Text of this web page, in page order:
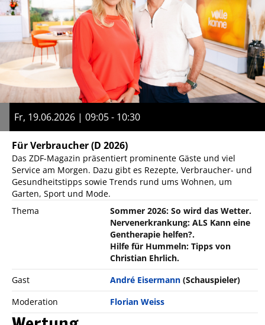
Fr, 19.06.2026 | 09:05 - 10:30
Für Verbraucher(D 2026)
Das ZDF-Magazin präsentiert prominente Gäste und viel
Service am Morgen. Dazu gibt es Rezepte, Verbraucher- und
Gesundheitstipps sowie Trends rund ums Wohnen, um
Garten, Sport und Mode.
Thema
Sommer 2026: So wird das Wetter.
Nervenerkrankung: ALS Kann eine
Gentherapie helfen?.
Hilfe für Hummeln: Tipps von
Christian Ehrlich.
Gast
André Eisermann (Schauspieler)
Moderation
Florian Weiss